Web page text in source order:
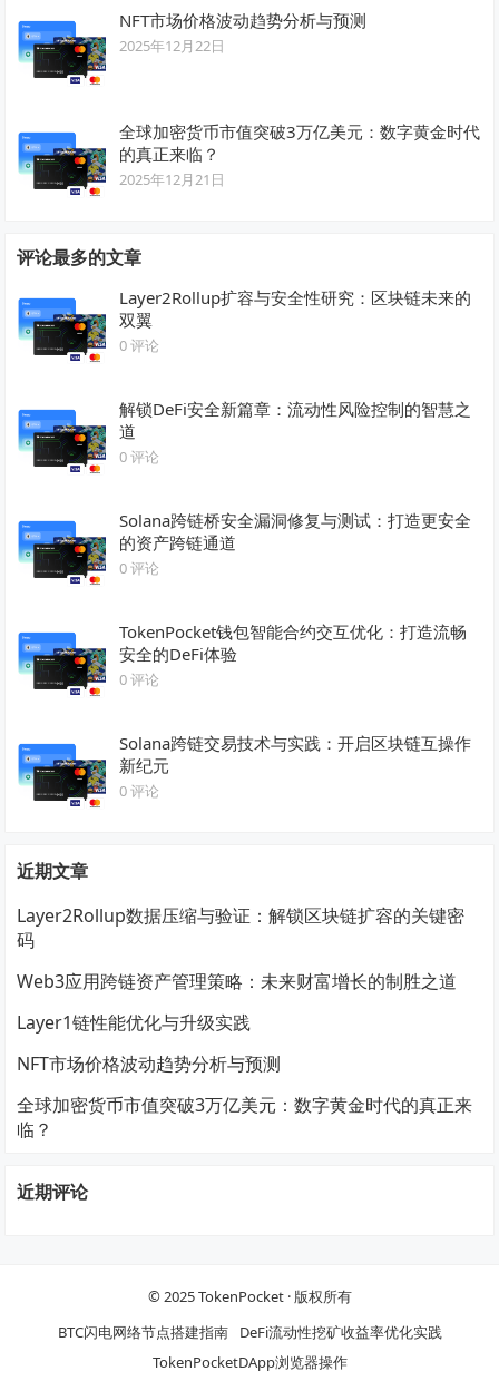
NFT市场价格波动趋势分析与预测
2025年12月22日
全球加密货币市值突破3万亿美元：数字黄金时代
的真正来临？
2025年12月21日
评论最多的文章
Layer2Rollup扩容与安全性研究：区块链未来的
双翼
0 评论
解锁DeFi安全新篇章：流动性风险控制的智慧之
道
0 评论
Solana跨链桥安全漏洞修复与测试：打造更安全
的资产跨链通道
0 评论
TokenPocket钱包智能合约交互优化：打造流畅
安全的DeFi体验
0 评论
Solana跨链交易技术与实践：开启区块链互操作
新纪元
0 评论
近期文章
Layer2Rollup数据压缩与验证：解锁区块链扩容的关键密
码
Web3应用跨链资产管理策略：未来财富增长的制胜之道
Layer1链性能优化与升级实践
NFT市场价格波动趋势分析与预测
全球加密货币市值突破3万亿美元：数字黄金时代的真正来
临？
近期评论
© 2025TokenPocket· 版权所有
BTC闪电网络节点搭建指南
DeFi流动性挖矿收益率优化实践
TokenPocketDApp浏览器操作